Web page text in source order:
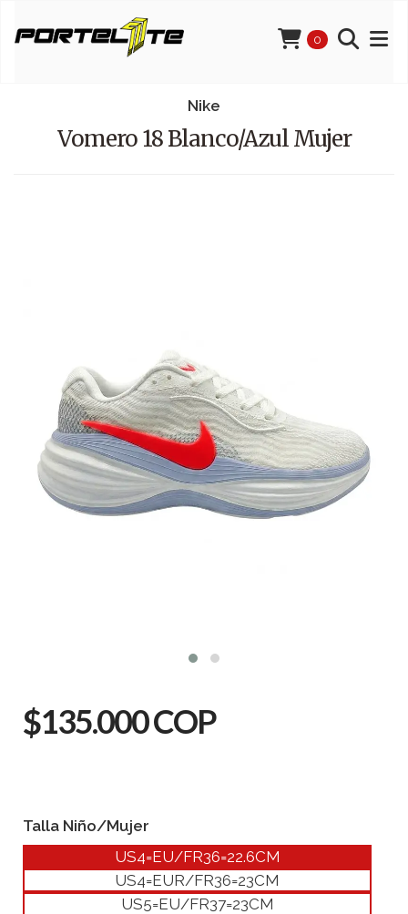
0
Nike
Vomero 18 Blanco/Azul Mujer
$135.000 COP
Talla Niño/Mujer
US4=EU/FR36=22.6CM
US4=EUR/FR36=23CM
US5=EU/FR37=23CM